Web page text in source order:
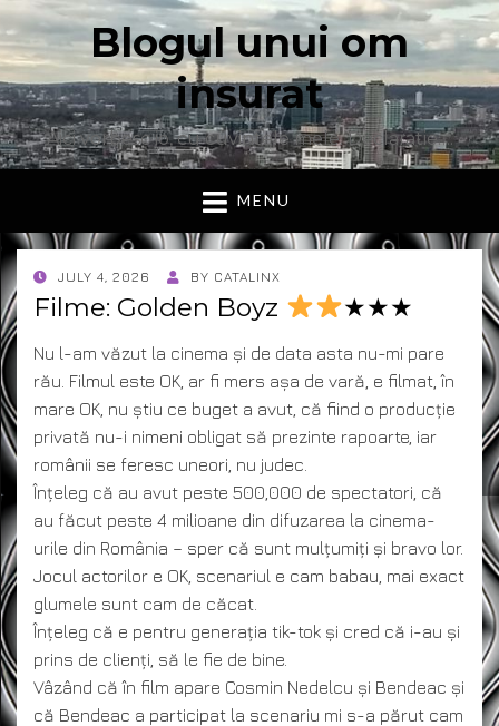
Blogul unui om
insurat
Aici vorbesc io, cu cuvintele mele. Declaratie….
MENU
POSTED
ON
JULY 4, 2026 BY CATALINX
Filme: Golden Boyz ★★★
Nu l-am văzut la cinema și de data asta nu-mi pare
rău. Filmul este OK, ar fi mers așa de vară, e filmat, în
mare OK, nu știu ce buget a avut, că fiind o producție
privată nu-i nimeni obligat să prezinte rapoarte, iar
românii se feresc uneori, nu judec.
Înțeleg că au avut peste 500,000 de spectatori, că
au făcut peste 4 milioane din difuzarea la cinema-
urile din România – sper că sunt mulțumiți și bravo lor.
Jocul actorilor e OK, scenariul e cam babau, mai exact
glumele sunt cam de căcat.
Înțeleg că e pentru generația tik-tok și cred că i-au și
prins de clienți, să le fie de bine.
Vâzând că în film apare Cosmin Nedelcu și Bendeac și
că Bendeac a participat la scenariu mi s-a părut cam